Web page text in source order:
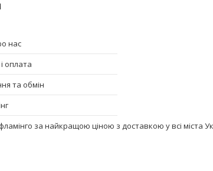
нас
оплата
та обмін
за найкращою ціною з доставкою у всі міста